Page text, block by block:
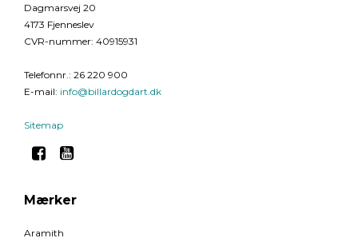
Dagmarsvej 20
4173 Fjenneslev
CVR-nummer: 40915931
Telefonnr. : 26 220 900
E-mail: info@billardogdart.dk
Sitemap
Mærker
Aramith